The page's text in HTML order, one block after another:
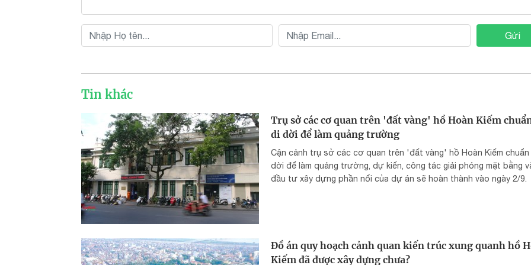
Gửi
Tin khác
Trụ sở các cơ quan trên 'đất vàng' hồ Hoàn Kiếm
di dời để làm quảng trường
Cận cảnh trụ sở các cơ quan trên 'đất vàng' hồ Hoàn Kiếm chuẩn
dời để làm quảng trường, dự kiến, công tác giải phóng mặt bằng
đầu tư xây dựng phần nổi của dự án sẽ hoàn thành vào ngày 2/9.
Đồ án quy hoạch cảnh quan kiến trúc xung quanh hồ
Kiếm đã được xây dựng chưa?